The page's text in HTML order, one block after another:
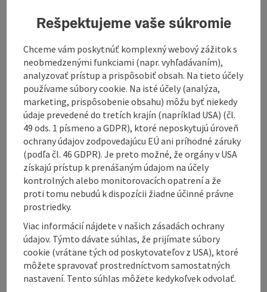
'Karst and Dolinen' experience path with 'Latschen'
maze, Ebensee
Along marvelous viewpoints, Latschen (= a special
alpine vegetation, mountain pines) alleys, imposing
formation of stones and relics from the ice age -
guests will get on information boards a lot of
knowledge to the geological history of the
'Höllengebirge', the emergence of karst rock
formation and approximate 900 meters deep
'Dolinen' (= cave like a chimney).
Highlight is the new Latschen maze with its winding
paths and peaceful rest places, a highlight for the
Duration of the walk: about 1 ½ ...
Display complete description
Rešpektujeme vaše súkromie
Chceme vám poskytnúť komplexný webový zážitok s
neobmedzenými funkciami (napr. vyhľadávaním),
analyzovať prístup a prispôsobiť obsah. Na tieto účely
používame súbory cookie. Na isté účely (analýza,
marketing, prispôsobenie obsahu) môžu byť niekedy
údaje prevedené do tretích krajín (napríklad USA) (čl.
49 ods. 1 písmeno a GDPR), ktoré neposkytujú úroveň
ochrany údajov zodpovedajúcu EÚ ani príhodné záruky
(podľa čl. 46 GDPR). Je preto možné, že orgány v USA
získajú prístup k prenášaným údajom na účely
kontrolných alebo monitorovacích opatrení a že
proti tomu nebudú k dispozícii žiadne účinné právne
prostriedky.
Viac informácií nájdete v našich zásadách ochrany
údajov. Týmto dávate súhlas, že prijímate súbory
cookie (vrátane tých od poskytovateľov z USA), ktoré
môžete spravovať prostredníctvom samostatných
nastavení. Tento súhlas môžete kedykoľvek odvolať.